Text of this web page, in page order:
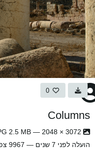
0
Columns
הועלה לפני 7 שנים — 9967 צפיות